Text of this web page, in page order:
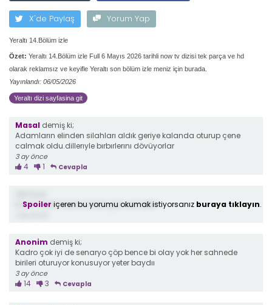
X'de Paylaş Yorum Yap
Yeraltı 14.Bölüm izle
Özet: Yeraltı 14.Bölüm izle Full 6 Mayıs 2026 tarihli now tv dizisi tek parça ve hd
olarak reklamsız ve keyifle Yeraltı son bölüm izle meniz için burada.
Yayınlandı: 06/05/2026
Yeraltı dizi sayfasina git
Masal demiş ki;
Adamların elinden silahları aldık geriye kalanda oturup çene
calmak oldu.dillerıyle bırbırlerını dövüyorlar
3 ay önce
4 1 Cevapla
Kaanı öldürmedi ismaile geri vericekkk
Spoiler içeren bu yorumu okumak istiyorsanız buraya tıklayın.
Anonim demiş ki;
Kadro çok iyi de senaryo çöp bence bi olay yok her sahnede
birileri oturuyor konusuyor yeter baydıı
3 ay önce
14 3 Cevapla